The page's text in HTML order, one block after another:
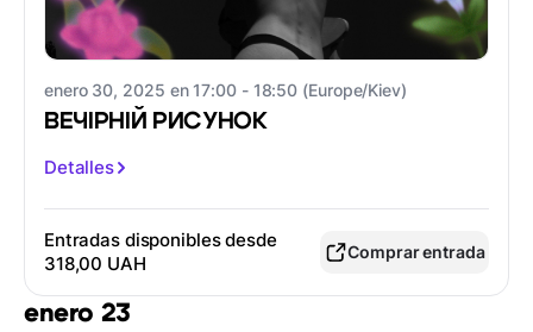
enero 30, 2025 en 17:00 - 18:50 (Europe/Kiev)
ВЕЧІРНІЙ РИСУНОК
Detalles
Entradas disponibles desde
318,00 UAH
Comprar entrada
enero 23